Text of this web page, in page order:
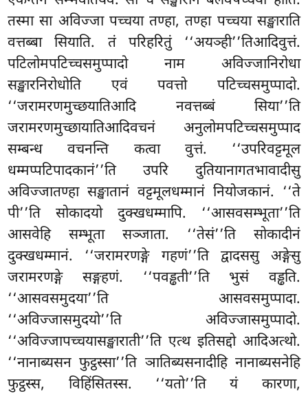
तस्मा सा अविज्जा पच्चया तण्हा, तण्हा पच्चया सङ्खाराति
वत्तब्बा सियाति. तं परिहरितुं ‘‘अयञ्ही’’तिआदिवुत्तं.
पटिलोमपटिच्चसमुप्पादो नाम अविज्जानिरोधा
सङ्खारनिरोधोति एवं पवत्तो पटिच्चसमुप्पादो.
‘‘जरामरणमुच्छयातिआदि नवत्तब्बं सिया’’ति
जरामरणमुच्छायातिआदिवचनं अनुलोमपटिच्चसमुप्पाद
सम्बन्ध वचनन्ति कत्वा वुत्तं. ‘‘उपरिवट्टमूल
धम्मप्पटिपादकानं’’ति उपरि दुतियानागतभावादीसु
अविज्जातण्हा सङ्खातानं वट्टमूलधम्मानं नियोजकानं. ‘‘ते
पी’’ति सोकादयो दुक्खधम्मापि. ‘‘आसवसम्भूता’’ति
आसवेहि सम्भूता सञ्जाता. ‘‘तेसं’’ति सोकादीनं
दुक्खधम्मानं. ‘‘जरामरणङ्गे गहणं’’ति द्वादससु अङ्गेसु
जरामरणङ्गे सङ्गहणं. ‘‘पवड्ढती’’ति भुसं वड्ढति.
‘‘आसवसमुदया’’ति आसवसमुप्पादा.
‘‘अविज्जासमुदयो’’ति अविज्जासमुप्पादो.
‘‘अविज्जापच्चयासङ्खाराती’’ति एत्थ इतिसद्दो आदिअत्थो.
‘‘नानाब्यसन फुट्ठस्सा’’ति ञातिब्यसनादीहि नानाब्यसनेहि
फुट्ठस्स, विहिंसितस्स. ‘‘यतो’’ति यं कारणा,